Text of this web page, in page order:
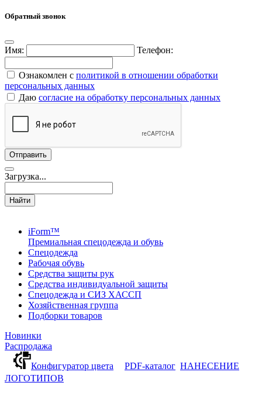
Обратный звонок
Имя: Телефон:
Ознакомлен с политикой в отношении обработки
персональных данных
Даю согласие на обработку персональных данных
Загрузка...
Найти
iForm™
Премиальная спецодежда и обувь
Спецодежда
Рабочая обувь
Средства защиты рук
Средства индивидуальной защиты
Спецодежда и СИЗ ХАССП
Хозяйственная группа
Подборки товаров
Новинки
Распродажа
Конфигуратор цвета
PDF-каталог НАНЕСЕНИЕ
ЛОГОТИПОВ